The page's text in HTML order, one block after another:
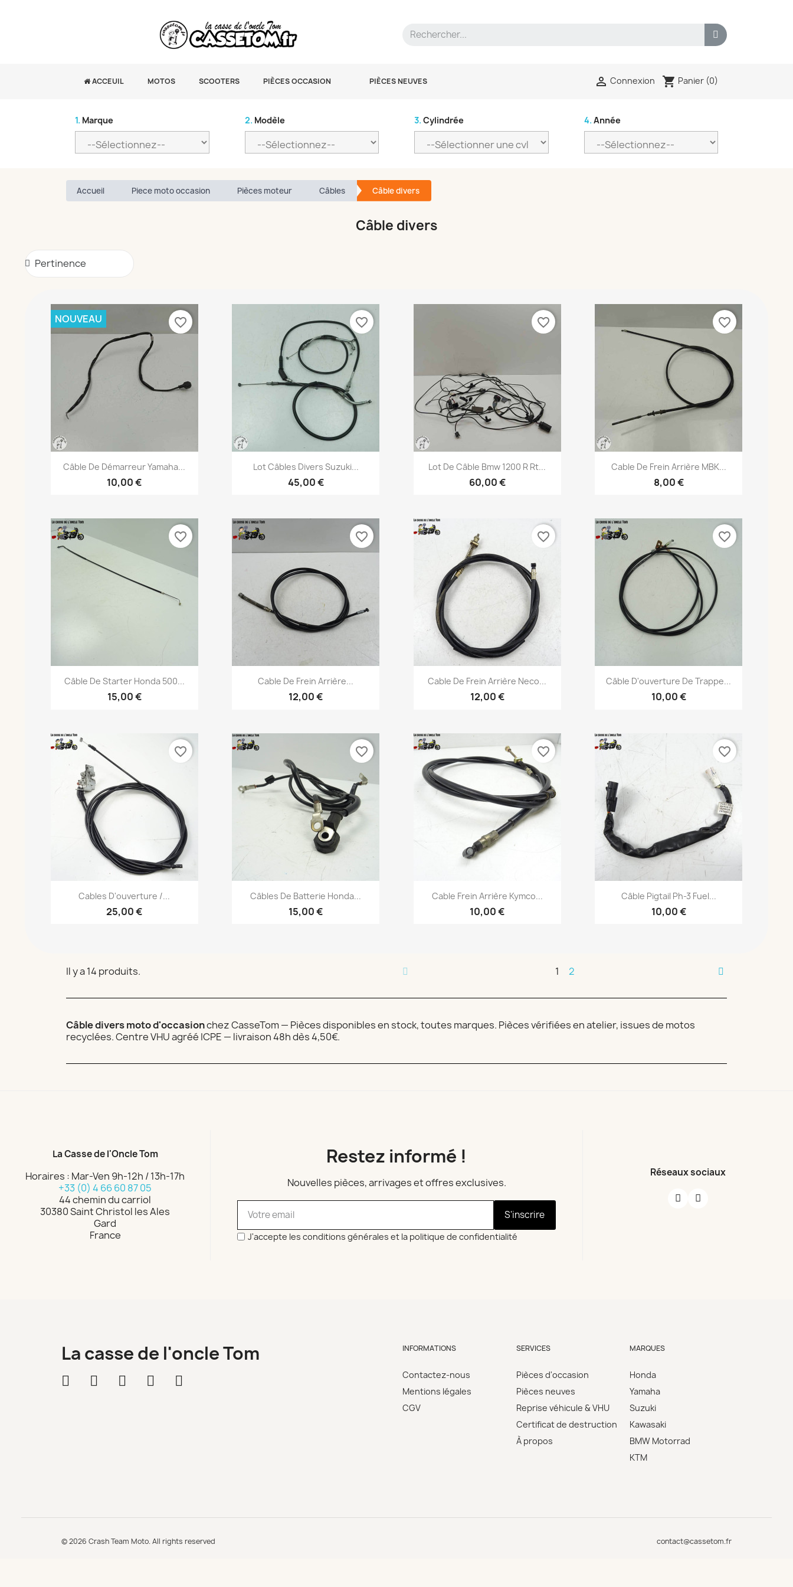
ACCEUIL MOTOS SCOOTERS PIÈCES OCCASION PIÈCES NEUVES  Connexion shopping_cart Panier (0)
1. Marque 2. Modèle 3. Cylindrée 4. Année
Accueil Piece moto occasion Pièces moteur Câbles Câble divers
Câble divers
Aperçu rapide
Câble De Démarreur Yamaha...
10,00 €
NOUVEAU favorite_border
Aperçu rapide
Lot Câbles Divers Suzuki...
45,00 €
favorite_border
Aperçu rapide
Lot De Câble Bmw 1200 R Rt...
60,00 €
favorite_border
Aperçu rapide
Cable De Frein Arrière MBK...
8,00 €
favorite_border
Aperçu rapide
Câble De Starter Honda 500...
15,00 €
favorite_border
Aperçu rapide
Cable De Frein Arrière...
12,00 €
favorite_border
Aperçu rapide
Cable De Frein Arrière Neco...
12,00 €
favorite_border
Aperçu rapide
Câble D'ouverture De Trappe...
10,00 €
favorite_border
Aperçu rapide
Cables D'ouverture /...
25,00 €
favorite_border
 Aperçu rapide
Câbles De Batterie Honda...
15,00 €
favorite_border
Aperçu rapide
Cable Frein Arrière Kymco...
10,00 €
favorite_border
Aperçu rapide
Câble Pigtail Ph-3 Fuel...
10,00 €
favorite_border
Il y a 14 produits. 1 2
Câble divers moto d'occasionchez CasseTom — Pièces disponibles en stock, toutes marques. Pièces vérifiées en atelier, issues de motos
recyclées. Centre VHU agréé ICPE — livraison 48h dès 4,50€.
La Casse de l'Oncle Tom
Horaires : Mar-Ven 9h-12h / 13h-17h
+33 (0) 4 66 60 87 05
44 chemin du carriol
30380 Saint Christol les Ales
Gard
France
Restez informé !
Nouvelles pièces, arrivages et offres exclusives.
S'inscrire
J'accepte les conditions générales et la politique de confidentialité
Réseaux sociaux
La casse de l'oncle Tom INFORMATIONS
Contactez-nous
Mentions légales
CGV
SERVICES
Pièces d'occasion
Pièces neuves
Reprise véhicule & VHU
Certificat de destruction
À propos
MARQUES
Honda
Yamaha
Suzuki
Kawasaki
BMW Motorrad
KTM
© 2026 Crash Team Moto. All rights reserved contact@cassetom.fr